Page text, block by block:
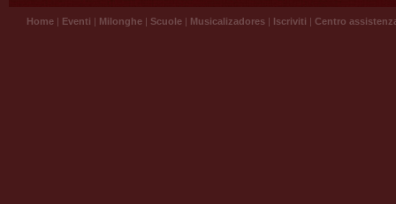
Home | Eventi | Milonghe | Scuole | Musicalizadores | Iscriviti | Centro